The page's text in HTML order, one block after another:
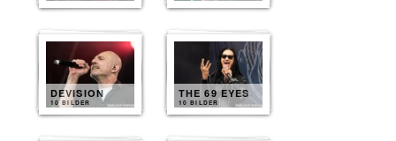
DEVISION
10 BILDER
THE 69 EYES
10 BILDER